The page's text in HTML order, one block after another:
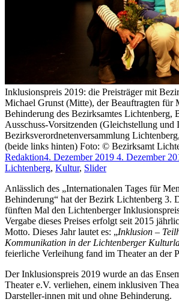
Inklusionspreis 2019: die Preisträger mit
Michael Grunst (Mitte), der Beauftragten für
Behinderung des Bezirksamtes Lichtenberg,
Ausschuss-Vorsitzenden (Gleichstellung und
Bezirksverordnetenversammlung
(beide links hinten) Foto: © Bezirksamt
Redaktion4. Dezember 2019 4. Dezember
Lichtenberg, Kultur, Slider
Anlässlich des „Internationalen Tages für
Behinderung“ hat der Bezirk Lichtenberg 3.
fünften Mal den Lichtenberger
Vergabe dieses Preises erfolgt seit 2015
Motto. Dieses Jahr lautet es: „Inklusion –
Kommunikation in der Lichtenberger
feierliche Verleihung fand im Theater an der
Der Inklusionspreis 2019 wurde an das
Theater e.V. verliehen, einem inklusiven
Darsteller-innen mit und ohne Behinderung.